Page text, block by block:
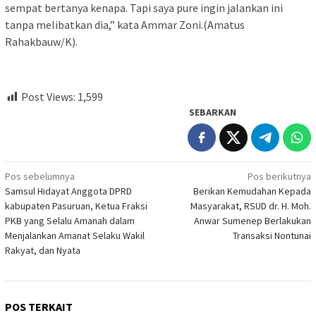
sempat bertanya kenapa. Tapi saya pure ingin jalankan ini
tanpa melibatkan dia,” kata Ammar Zoni.(Amatus
Rahakbauw/K).
Post Views: 1,599
SEBARKAN
Navigasi
pos
Pos sebelumnya
Samsul Hidayat Anggota DPRD
kabupaten Pasuruan, Ketua Fraksi
PKB yang Selalu Amanah dalam
Menjalankan Amanat Selaku Wakil
Rakyat, dan Nyata
Pos berikutnya
Berikan Kemudahan Kepada
Masyarakat, RSUD dr. H. Moh.
Anwar Sumenep Berlakukan
Transaksi Nontunai
POS TERKAIT